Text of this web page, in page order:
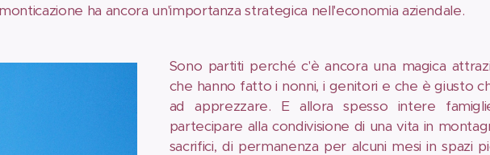
ha ancora un'importanza strategica nell'economia aziendale.
Sono partiti perché c'è ancora una magica
che hanno fatto i nonni, i genitori e che è giusto
ad apprezzare. E allora spesso intere
partecipare alla condivisione di una vita in
sacrifici, di permanenza per alcuni mesi in spazi